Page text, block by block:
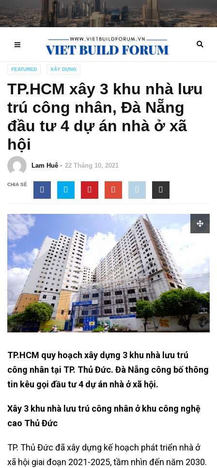
FEATURED XÂY DỰNG
TP.HCM xây 3 khu nhà lưu
trú công nhân, Đà Nẵng
đầu tư 4 dự án nhà ở xã
hội
Lam Huê 22 Tháng 10, 2021
CHIA SẺ
TP.HCM quy hoạch xây dựng 3 khu nhà lưu trú
công nhân tại TP. Thủ Đức. Đà Nẵng công bố thông
tin kêu gọi đầu tư 4 dự án nhà ở xã hội.
Xây 3 khu nhà lưu trú công nhân ở khu công nghệ
cao Thủ Đức
TP. Thủ Đức đã xây dựng kế hoạch phát triển nhà ở
xã hội giai đoạn 2021-2025, tầm nhìn đến năm 2030.